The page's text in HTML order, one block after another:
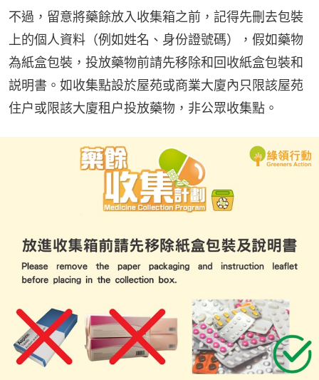
不過，留意將藥餘放入收集箱之前，記得先刪去包裝
上的個人資料（例如姓名、身份證號碼），假如藥物
為紙盒包裝，投放藥物前請先移除和回收紙盒包裝和
説明書。如收集點設於屋苑或商業大廈內只限該屋苑
住户或限該大廈租户投放藥物，非公眾收集點。